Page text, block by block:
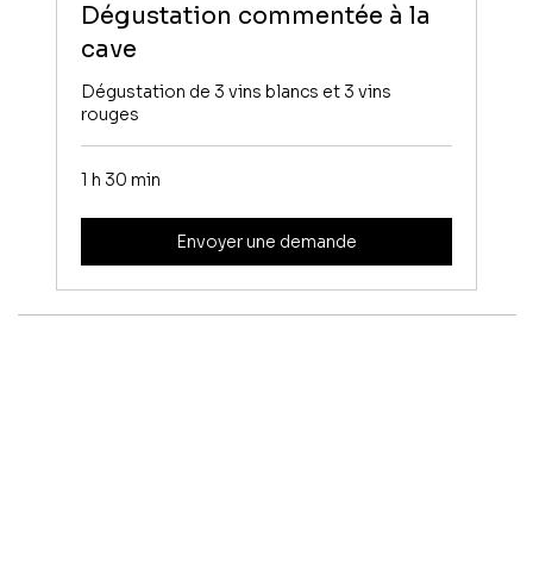
Dégustation commentée à la
cave
Dégustation de 3 vins blancs et 3 vins
rouges
1 h 30 min
Envoyer une demande